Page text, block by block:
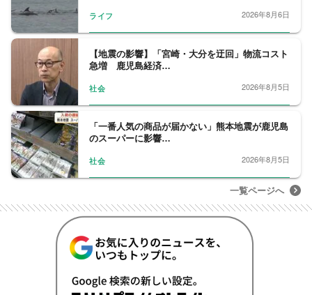
ライフ 2026年8月6日
【地震の影響】「宮崎・大分を迂回」物流コスト
急増 鹿児島経済…
社会 2026年8月5日
「一番人気の商品が届かない」熊本地震が鹿児島
のスーパーに影響…
社会 2026年8月5日
一覧ページへ